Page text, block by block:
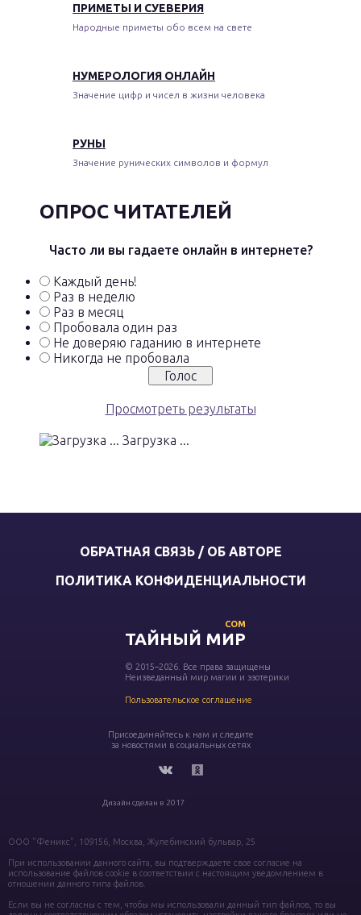
ПРИМЕТЫ И СУЕВЕРИЯ
Народные приметы обо всем на свете
НУМЕРОЛОГИЯ ОНЛАЙН
Значение цифр и чисел в жизни человека
РУНЫ
Значение рунических символов и формул
ОПРОС ЧИТАТЕЛЕЙ
Часто ли вы гадаете онлайн в интернете?
Каждый день!
Раз в неделю
Раз в месяц
Пробовала один раз
Не доверяю гаданию в интернете
Никогда не пробовала
Просмотреть результаты
Загрузка ...
ОБРАТНАЯ СВЯЗЬ / ОБ АВТОРЕ
ПОЛИТИКА КОНФИДЕНЦИАЛЬНОСТИ
ТАЙНЫЙ МИР
COM
© 2015–2026. Все права защищены
Неизведанный мир магии и эзотерики
Пользовательское соглашение
Присоединяйтесь к нам и следите
за новостями в социальных сетях
Дизайн сделан в 2017
ООО "Феникс", 109156, Москва, Жулебинский бульвар, 25
При использовании данного сайта, вы подтверждаете свое согласие на
использование файлов cookie в соответствии с настоящим уведомлением в
отношении данного типа файлов.
Если вы не согласны с тем, чтобы мы использовали данный тип файлов, то вы